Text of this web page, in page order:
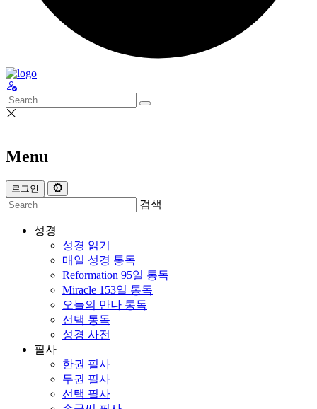
Menu
로그인
검색
성경
성경 읽기
매일 성경 통독
Reformation 95일 통독
Miracle 153일 통독
오늘의 만나 통독
선택 통독
성경 사전
필사
한권 필사
두권 필사
선택 필사